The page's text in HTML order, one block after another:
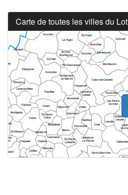
Carte de toutes les villes du Lot